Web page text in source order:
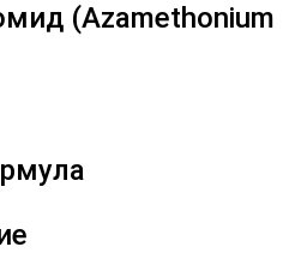
(Azamethonium